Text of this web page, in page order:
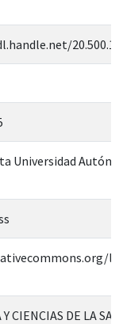
Universidad
CIENCIAS DE LA